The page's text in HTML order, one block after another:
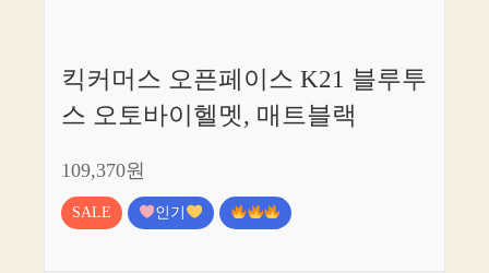
킥커머스 오픈페이스 K21 블루투
스 오토바이헬멧, 매트블랙
109,370원
SALE 인기